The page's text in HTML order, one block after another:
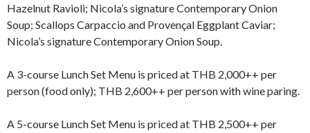
Hazelnut Ravioli; Nicola’s signature Contemporary Onion
Soup; Scallops Carpaccio and Provençal Eggplant Caviar;
Nicola’s signature Contemporary Onion Soup.
A 3-course Lunch Set Menu is priced at THB 2,000++ per
person (food only); THB 2,600++ per person with wine paring.
A 5-course Lunch Set Menu is priced at THB 2,500++ per